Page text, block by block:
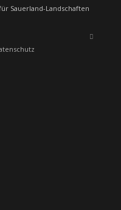
Sauerland-Landschaften